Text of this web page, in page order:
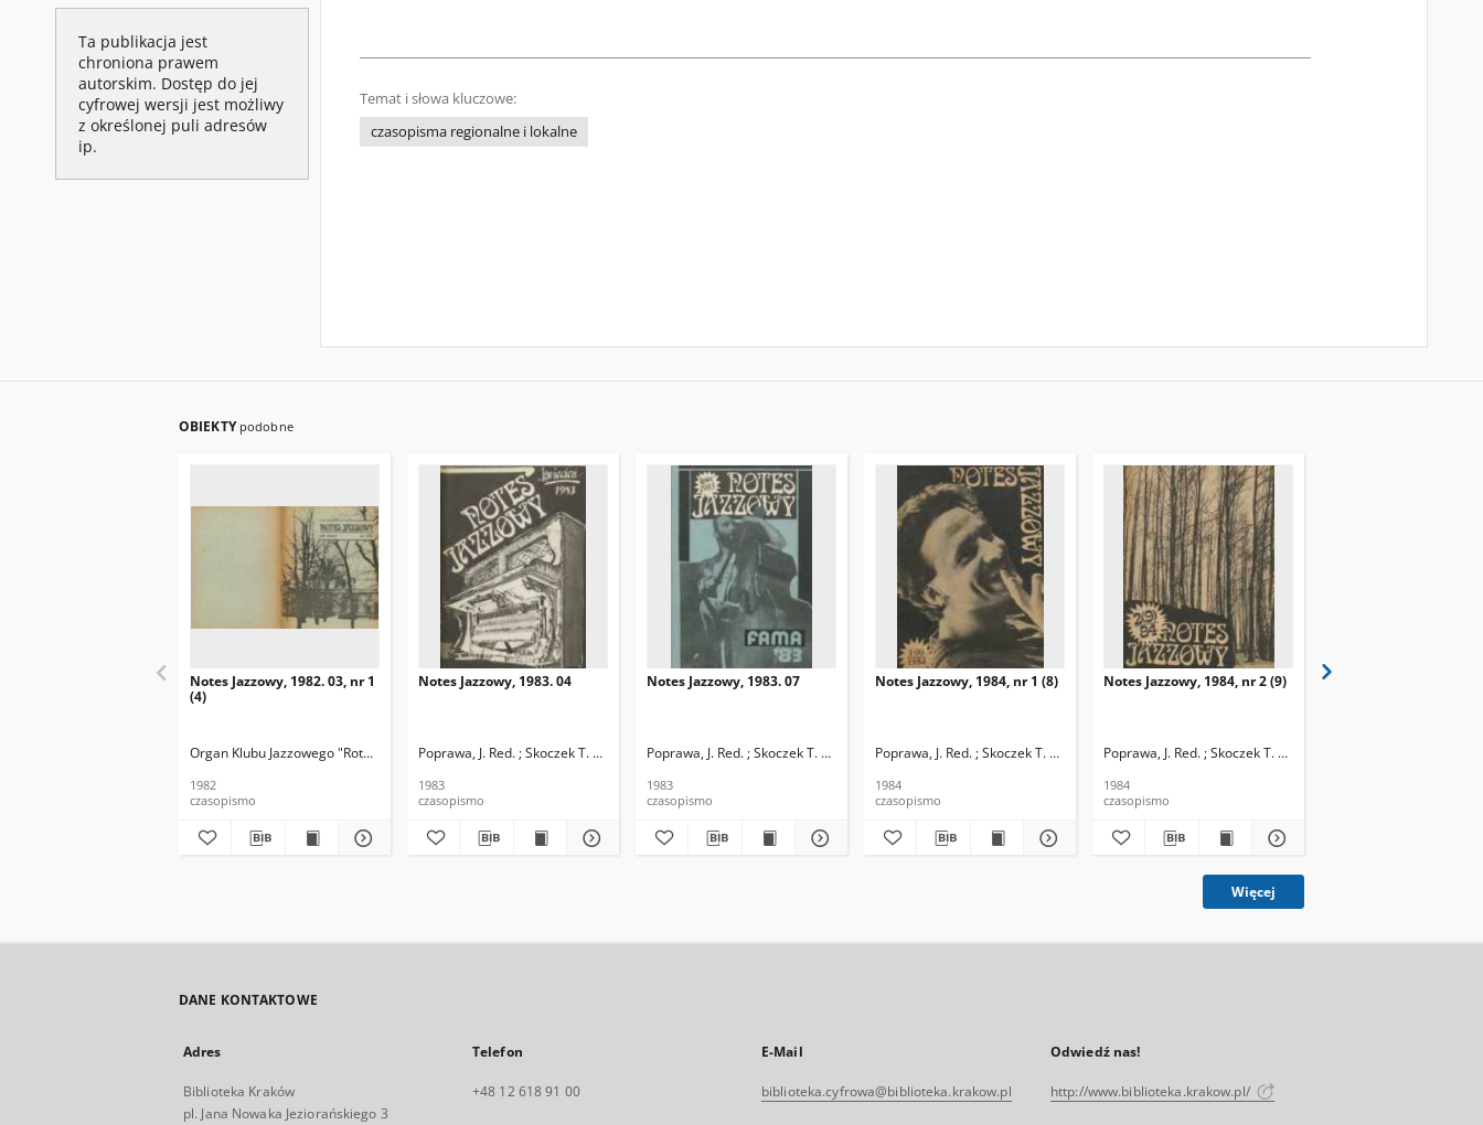
Ta publikacja jest
chroniona prawem
autorskim. Dostęp do jej
cyfrowej wersji jest możliwy
z określonej puli adresów
ip.
Temat i słowa kluczowe:
czasopisma regionalne i lokalne
OBIEKTY podobne
Notes Jazzowy, 1982. 03, nr 1
(4)
Organ Klubu Jazzowego "Rotunda" Skoczek, T. Red.
1982
czasopismo
Notes Jazzowy, 1983. 04
Poprawa, J. Red. ; Skoczek T. Red.
1983
czasopismo
Notes Jazzowy, 1983. 07
Poprawa, J. Red. ; Skoczek T. Red.
1983
czasopismo
Notes Jazzowy, 1984, nr 1 (8)
Poprawa, J. Red. ; Skoczek T. Red.
1984
czasopismo
Notes Jazzowy, 1984, nr 2 (9)
Poprawa, J. Red. ; Skoczek T. Red.
1984
czasopismo
Więcej
DANE KONTAKTOWE
Adres
Biblioteka Kraków
pl. Jana Nowaka Jeziorańskiego 3
Telefon
+48 12 618 91 00
E-Mail
biblioteka.cyfrowa@biblioteka.krakow.pl
Odwiedź nas!
http://www.biblioteka.krakow.pl/